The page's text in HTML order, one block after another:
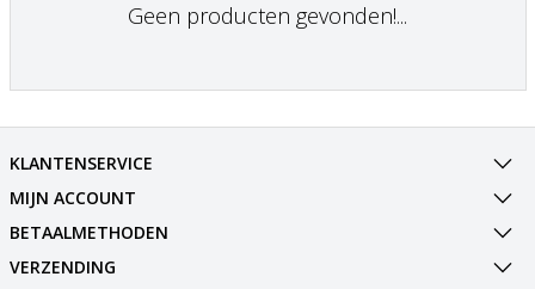
Geen producten gevonden!...
KLANTENSERVICE
MIJN ACCOUNT
BETAALMETHODEN
VERZENDING